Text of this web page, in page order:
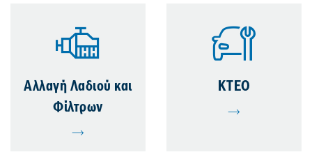
Αλλαγή Λαδιού και
Φίλτρων
ΚΤΕΟ